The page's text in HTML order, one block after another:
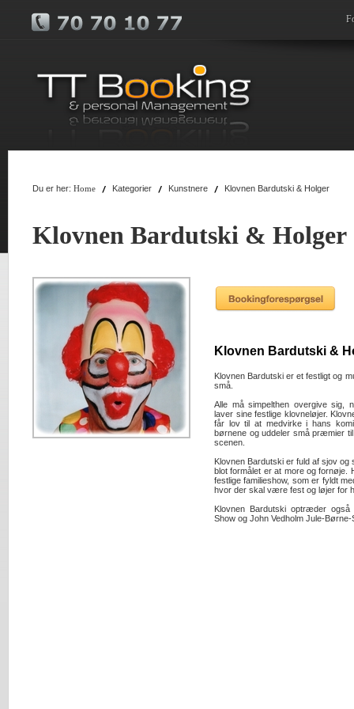
Du er her: Home Kategorier Kunstnere Klovnen Bardutski & Holger
Klovnen Bardutski & Holger
Klovnen Bardutski &
Klovnen Bardutski er et festligt og
små.
Alle må simpelthen overgive sig,
laver sine festlige klovneløjer.
får lov til at medvirke i hans
børnene og uddeler små præmier
scenen.
Klovnen Bardutski er fuld af sjov
blot formålet er at more og
festlige familieshow, som er fyldt
hvor der skal være fest og løjer for
Klovnen Bardutski optræder
Show og John Vedholm Jule-Børne-